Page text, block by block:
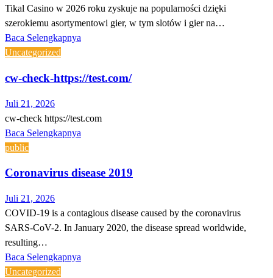
Tikal Casino w 2026 roku zyskuje na popularności dzięki
szerokiemu asortymentowi gier, w tym slotów i gier na…
Baca Selengkapnya
Uncategorized
cw-check-https://test.com/
Juli 21, 2026
cw-check https://test.com
Baca Selengkapnya
public
Coronavirus disease 2019
Juli 21, 2026
COVID-19 is a contagious disease caused by the coronavirus
SARS-CoV-2. In January 2020, the disease spread worldwide,
resulting…
Baca Selengkapnya
Uncategorized